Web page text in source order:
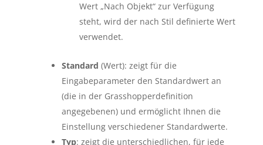
Wert „Nach Objekt“ zur Verfügung
steht, wird der nach Stil definierte Wert
verwendet.
Standard (Wert): zeigt für die
Eingabeparameter den Standardwert an
(die in der Grasshopperdefinition
angegebenen) und ermöglicht Ihnen die
Einstellung verschiedener Standardwerte.
Typ: zeigt die unterschiedlichen, für jede